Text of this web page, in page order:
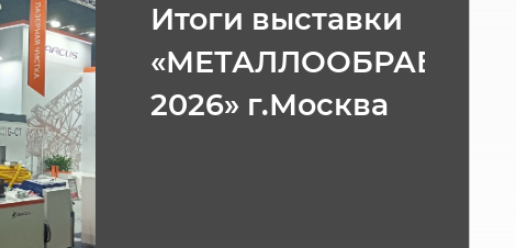
Итоги выставки
«МЕТАЛЛООБРАБОТКА
2026» г.Москва